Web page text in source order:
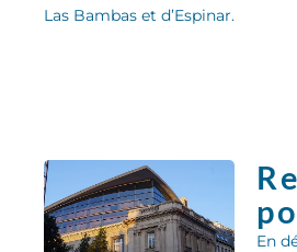
Las Bambas et d’Espinar.
En